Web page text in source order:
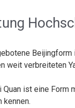
Beijingform
weit verbreiteten
Quan ist eine Form
kennen.